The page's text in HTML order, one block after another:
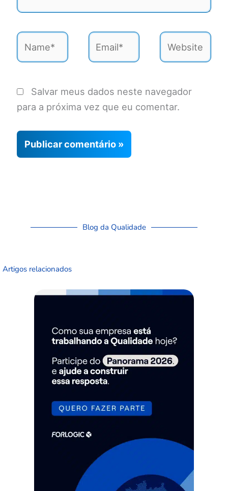
Name* Email* Website
Salvar meus dados neste navegador
para a próxima vez que eu comentar.
Blog da Qualidade
Artigos relacionados